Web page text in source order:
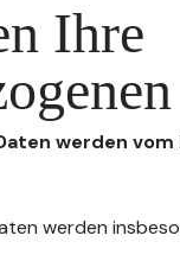
Ihre
werden
werden